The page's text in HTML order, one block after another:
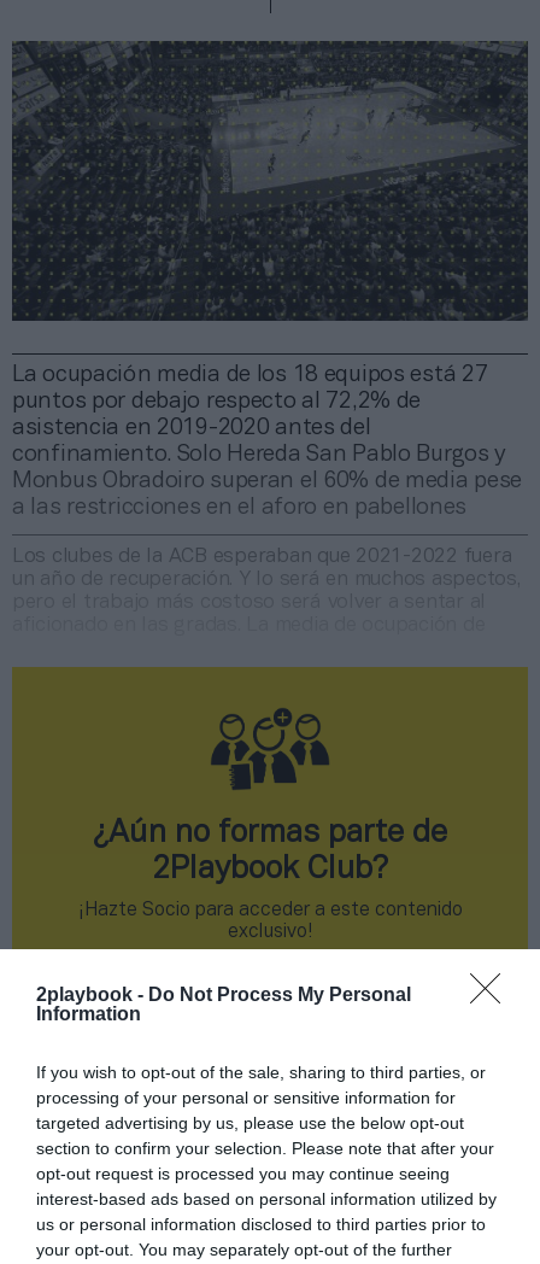
2playbook - Do Not Process My Personal
Information
If you wish to opt-out of the sale, sharing to third parties, or
processing of your personal or sensitive information for
targeted advertising by us, please use the below opt-out
section to confirm your selection. Please note that after your
opt-out request is processed you may continue seeing
interest-based ads based on personal information utilized by
us or personal information disclosed to third parties prior to
your opt-out. You may separately opt-out of the further
Índex
La ocupación media de los 18 equipos está 27
puntos por debajo respecto al 72,2% de
asistencia en 2019-2020 antes del
confinamiento. Solo Hereda San Pablo Burgos y
Monbus Obradoiro superan el 60% de media pese
a las restricciones en el aforo en pabellones
Los clubes de la ACB esperaban que 2021-2022 fuera
un año de recuperación. Y lo será en muchos aspectos,
¿Aún no formas parte de
2Playbook Club?
¡Hazte Socio para acceder a este contenido
exclusivo!
Compartir
Imprimir